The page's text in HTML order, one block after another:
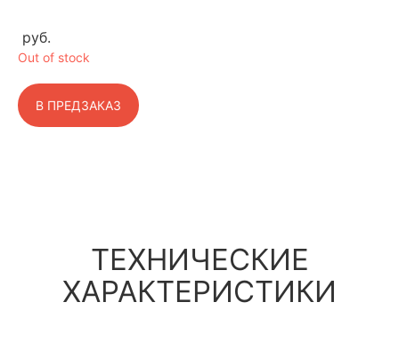
руб.
Out of stock
В ПРЕДЗАКАЗ
ТЕХНИЧЕСКИЕ
ХАРАКТЕРИСТИКИ